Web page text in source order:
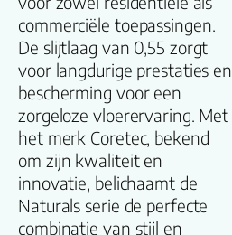
commerciële toepassingen.
De slijtlaag van 0,55 zorgt
voor langdurige prestaties en
bescherming voor een
zorgeloze vloerervaring. Met
het merk Coretec, bekend
om zijn kwaliteit en
innovatie, belichaamt de
Naturals serie de perfecte
combinatie van stijl en